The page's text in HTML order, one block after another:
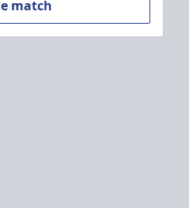
match